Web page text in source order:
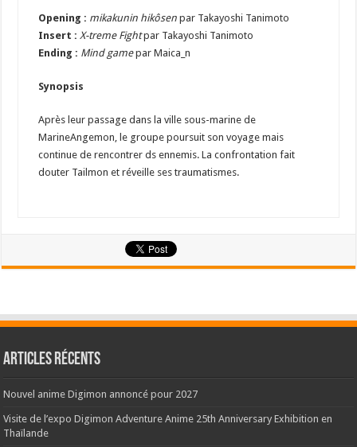
Opening : mikakunin hikôsen par Takayoshi Tanimoto
Insert : X-treme Fightpar Takayoshi Tanimoto
Ending : Mind gamepar Maica_n
Synopsis
Après leur passage dans la ville sous-marine de
MarineAngemon, le groupe poursuit son voyage mais
continue de rencontrer ds ennemis. La confrontation fait
douter Tailmon et réveille ses traumatismes.
Articles récents
Nouvel anime Digimon annoncé pour 2027
Visite de l’expo Digimon Adventure Anime 25th Anniversary Exhibition en
Thaïlande